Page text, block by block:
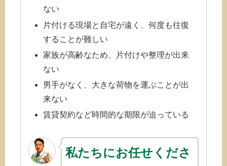
ない
片付ける現場と自宅が遠く、何度も往復
することが難しい
家族が高齢なため、片付けや整理が出来
ない
男手がなく、大きな荷物を運ぶことが出
来ない
賃貸契約など時間的な期限が迫っている
私たちにお任せくださ